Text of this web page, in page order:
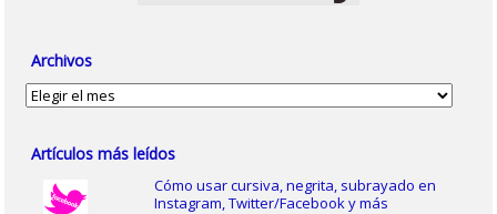
Archivos
Archivos
Artículos más leídos
Cómo usar cursiva, negrita, subrayado en
Instagram, Twitter/Facebook y más